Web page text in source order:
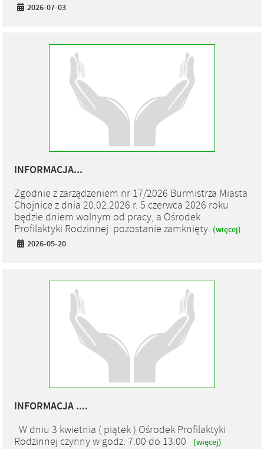
2026-07-03
INFORMACJA...
Zgodnie z zarządzeniem nr 17/2026 Burmistrza Miasta
Chojnice z dnia 20.02.2026 r. 5 czerwca 2026 roku
będzie dniem wolnym od pracy, a Ośrodek
Profilaktyki Rodzinnej pozostanie zamknięty. (więcej)
2026-05-20
INFORMACJA ....
W dniu 3 kwietnia ( piątek ) Ośrodek Profilaktyki
Rodzinnej czynny w godz. 7.00 do 13.00
(więcej)